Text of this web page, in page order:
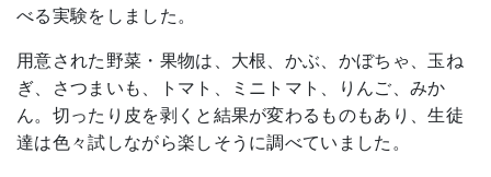
べる実験をしました。
用意された野菜・果物は、大根、かぶ、かぼちゃ、玉ね
ぎ、さつまいも、トマト、ミニトマト、りんご、みか
ん。切ったり皮を剥くと結果が変わるものもあり、生徒
達は色々試しながら楽しそうに調べていました。